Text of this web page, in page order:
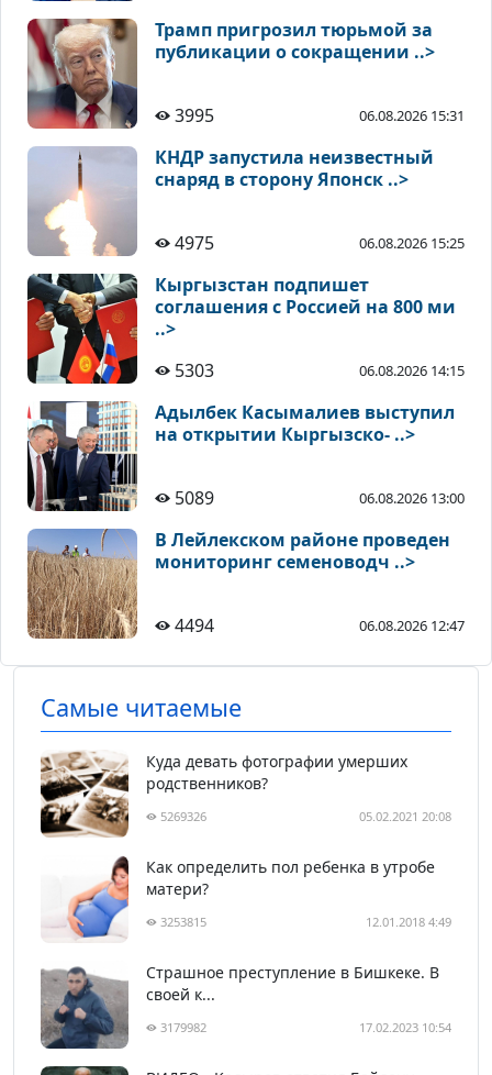
Трамп пригрозил тюрьмой за
публикации о сокращении ..>
3995 06.08.2026 15:31
КНДР запустила неизвестный
снаряд в сторону Японск ..>
4975 06.08.2026 15:25
Кыргызстан подпишет
соглашения с Россией на 800 ми
..>
5303
06.08.2026 14:15
Адылбек Касымалиев выступил
на открытии Кыргызско- ..>
5089 06.08.2026 13:00
В Лейлекском районе проведен
мониторинг семеноводч ..>
4494 06.08.2026 12:47
Самые читаемые
Куда девать фотографии умерших
родственников?
5269326 05.02.2021 20:08
Как определить пол ребенка в утробе
матери?
3253815 12.01.2018 4:49
Страшное преступление в Бишкеке. В
своей к...
3179982 17.02.2023 10:54